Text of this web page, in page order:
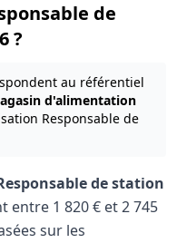
de
?
au référentiel
d'alimentation
Responsable de
de station
entre 1 820 € et2 745
sur les